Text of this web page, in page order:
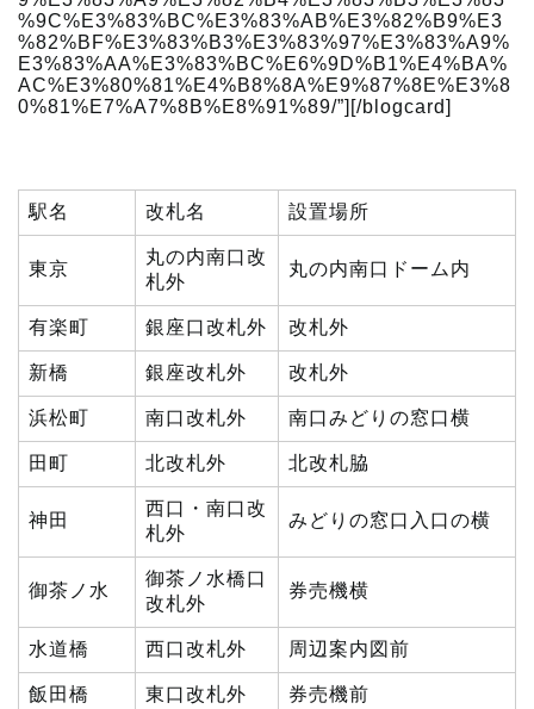
%9C%E3%83%BC%E3%83%AB%E3%82%B9%E3
%82%BF%E3%83%B3%E3%83%97%E3%83%A9%
E3%83%AA%E3%83%BC%E6%9D%B1%E4%BA%
AC%E3%80%81%E4%B8%8A%E9%87%8E%E3%8
0%81%E7%A7%8B%E8%91%89/”][/blogcard]
駅名 改札名 設置場所
東京
丸の内南口改
札外
丸の内南口ドーム内
有楽町 銀座口改札外 改札外
新橋 銀座改札外 改札外
浜松町 南口改札外 南口みどりの窓口横
田町 北改札外 北改札脇
神田
西口・南口改
札外
みどりの窓口入口の横
御茶ノ水
御茶ノ水橋口
改札外
券売機横
水道橋 西口改札外 周辺案内図前
飯田橋 東口改札外 券売機前